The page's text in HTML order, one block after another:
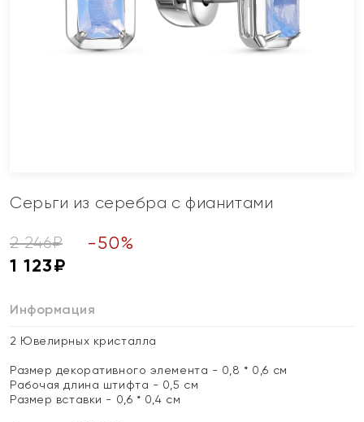
Серьги из серебра с фианитами
2 246₽ -50%
1 123₽
Информация
2 Ювелирных кристалла
Размер декоративного элемента - 0,8 * 0,6 см
Рабочая длина штифта - 0,5 см
Размер вставки - 0,6 * 0,4 см